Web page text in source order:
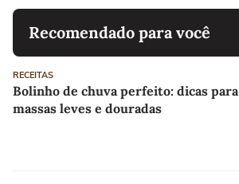
Recomendado para você
RECEITAS
Bolinho de chuva perfeito: dicas para
massas leves e douradas